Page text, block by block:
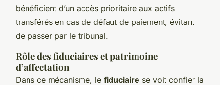
bénéficient d’un accès prioritaire aux actifs
transférés en cas de défaut de paiement, évitant
de passer par le tribunal.
Rôle des fiduciaires et patrimoine
d’affectation
Dans ce mécanisme, le fiduciaire se voit confier la